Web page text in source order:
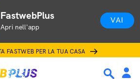
FastwebPlus
Apri nell'app
VAI
FASTWEB PER LA TUA CASA